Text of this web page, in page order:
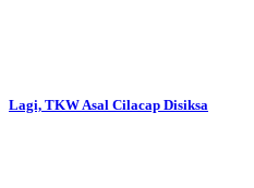
Lagi, TKW Asal Cilacap Disiksa